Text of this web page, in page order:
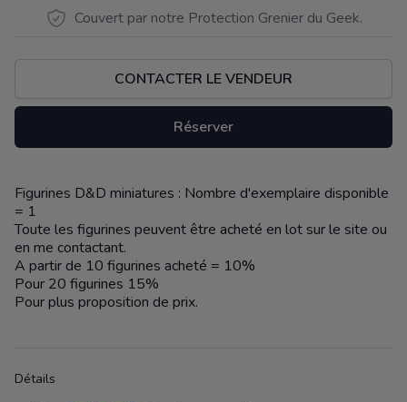
Couvert par notre Protection Grenier du Geek.
CONTACTER LE VENDEUR
Réserver
Description
Figurines D&D miniatures : Nombre d'exemplaire disponible
= 1
Toute les figurines peuvent être acheté en lot sur le site ou
en me contactant.
A partir de 10 figurines acheté = 10%
Pour 20 figurines 15%
Pour plus proposition de prix.
Détails